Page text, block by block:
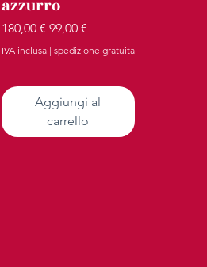
azzurro
Prezzo regolare
180,00 € Prezzo scontato
99,00 €
IVA inclusa| spedizione gratuita
Aggiungi al
carrello